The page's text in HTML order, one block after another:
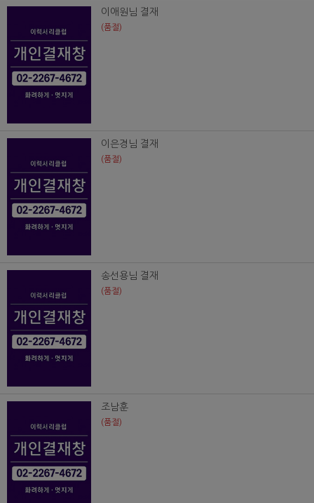
이애원님 결재
(품절)
이은경님 결재
(품절)
송선용님 결재
(품절)
조남훈
(품절)